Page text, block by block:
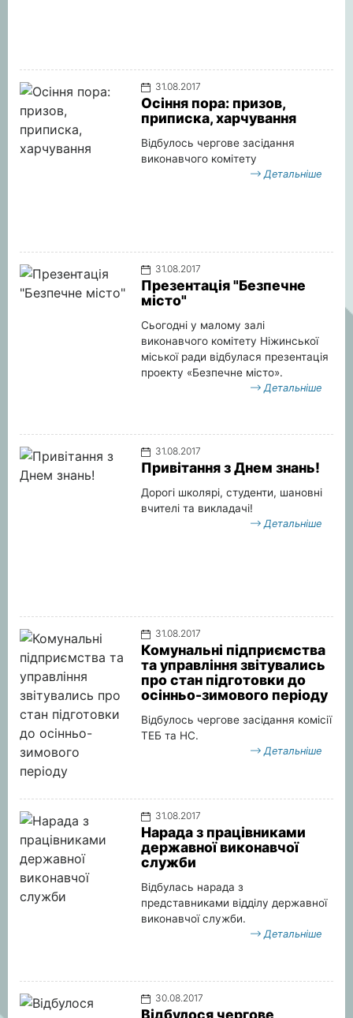
31.08.2017
Осіння пора: призов,
приписка, харчування
Відбулось чергове засідання
виконавчого комітету
Детальніше
31.08.2017
Презентація "Безпечне
місто"
Сьогодні у малому залі
виконавчого комітету Ніжинської
міської ради відбулася презентація
проекту «Безпечне місто».
Детальніше
31.08.2017
Привітання з Днем знань!
Дорогі школярі, студенти, шановні
вчителі та викладачі!
Детальніше
31.08.2017
Комунальні підприємства
та управління звітувались
про стан підготовки до
осінньо-зимового періоду
Відбулось чергове засідання комісії
ТЕБ та НС.
Детальніше
31.08.2017
Нарада з працівниками
державної виконавчої
служби
Відбулась нарада з
представниками відділу державної
виконавчої служби.
Детальніше
30.08.2017
Відбулося чергове